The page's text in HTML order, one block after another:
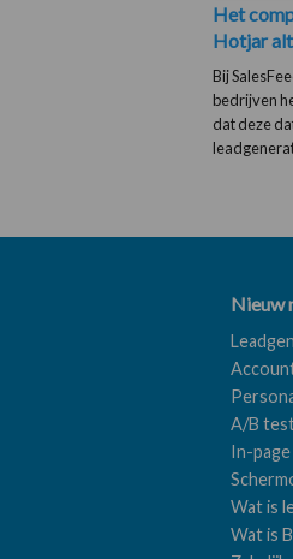
Het
Hotjar
Bij
bedrijven
dat deze
Nieuw
A/B
In-
Wat is
Wat is